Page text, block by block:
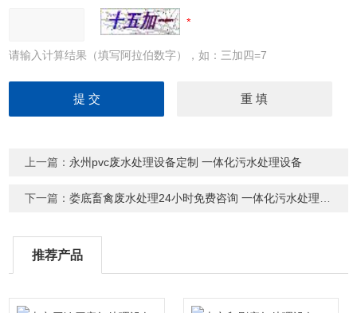
请输入计算结果（填写阿拉伯数字），如：三加四=7
上一篇： 永州pvc废水处理设备定制 一体化污水处理设备
下一篇：娄底畜禽废水处理24小时免费咨询 一体化污水处理设备
推荐产品